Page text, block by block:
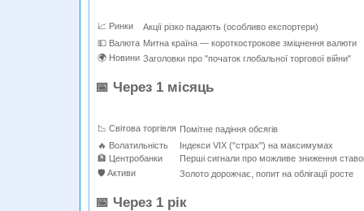
📈 Ринки
Акції різко падають (особливо експортери)
💵 Валюта Митна країна — короткострокове зміцнення валюти
🌍 Новини Заголовки про "початок глобальної торгової війни"
📅 Через 1 місяць
📉 Світова торгівля Помітне падіння обсягів
🔥 Волатильність
Індекси VIX ("страх") на максимумах
🏦 Центробанки
Перші сигнали про можливе зниження
🛡️ Активи
Золото дорожчає, попит на облігації росте
📅 Через 1 рік